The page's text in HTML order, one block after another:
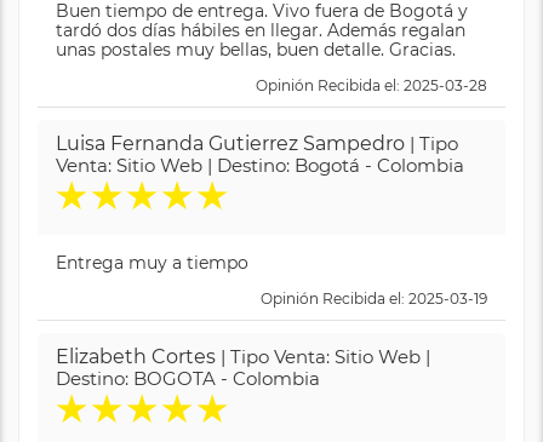
Buen tiempo de entrega. Vivo fuera de Bogotá y
tardó dos días hábiles en llegar. Además regalan
unas postales muy bellas, buen detalle. Gracias.
Opinión Recibida el: 2025-03-28
Luisa Fernanda Gutierrez Sampedro | Tipo
Venta: Sitio Web | Destino: Bogotá - Colombia
★★★★★
Entrega muy a tiempo
Opinión Recibida el: 2025-03-19
Elizabeth Cortes | Tipo Venta: Sitio Web |
Destino: BOGOTA - Colombia
★★★★★